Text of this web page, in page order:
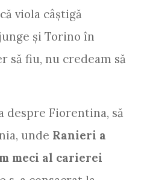
viola câștigă
și Torino în
să fiu, nu credeam să
despre Fiorentina, să
unde Ranieri a
meci al carierei